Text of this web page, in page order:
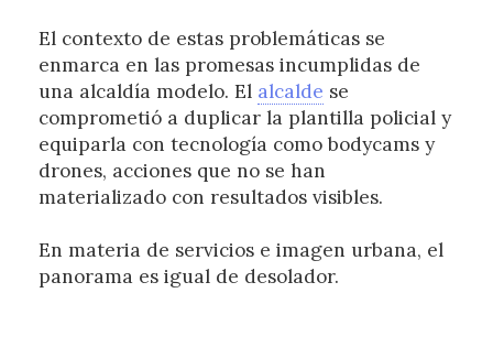
El contexto de estas problemáticas se
enmarca en las promesas incumplidas de
una alcaldía modelo. El alcalde se
comprometió a duplicar la plantilla policial y
equiparla con tecnología como bodycams y
drones, acciones que no se han
materializado con resultados visibles.
En materia de servicios e imagen urbana, el
panorama es igual de desolador.